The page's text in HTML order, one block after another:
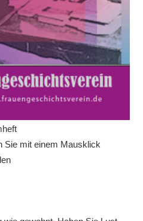
Sie mit einem Mausklick